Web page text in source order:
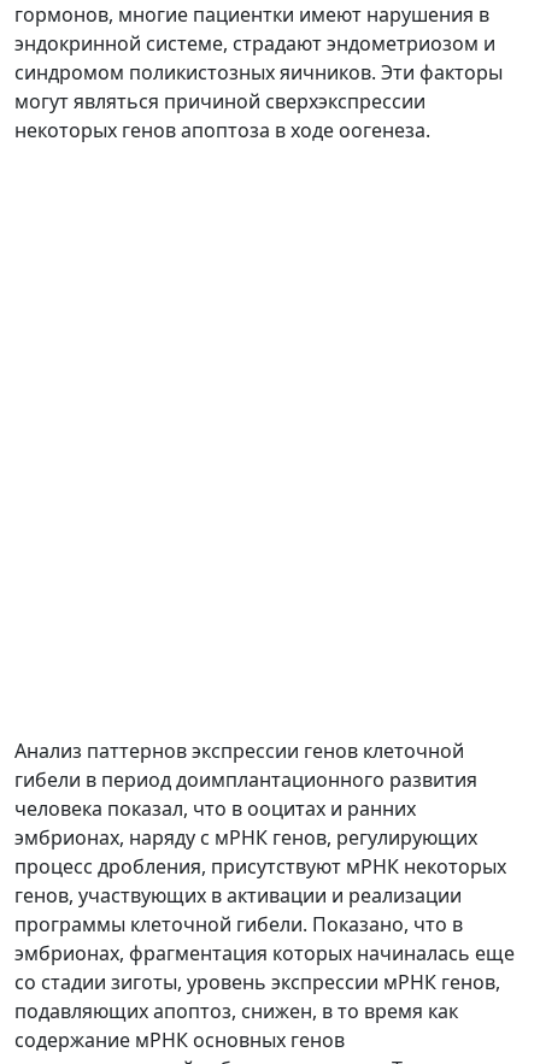
гормонов, многие пациентки имеют нарушения в
эндокринной системе, страдают эндометриозом и
синдромом поликистозных яичников. Эти факторы
могут являться причиной сверхэкспрессии
некоторых генов апоптоза в ходе оогенеза.
Анализ паттернов экспрессии генов клеточной
гибели в период доимплантационного развития
человека показал, что в ооцитах и ранних
эмбрионах, наряду с мРНК генов, регулирующих
процесс дробления, присутствуют мРНК некоторых
генов, участвующих в активации и реализации
программы клеточной гибели. Показано, что в
эмбрионах, фрагментация которых начиналась еще
со стадии зиготы, уровень экспрессии мРНК генов,
подавляющих апоптоз, снижен, в то время как
содержание мРНК основных генов